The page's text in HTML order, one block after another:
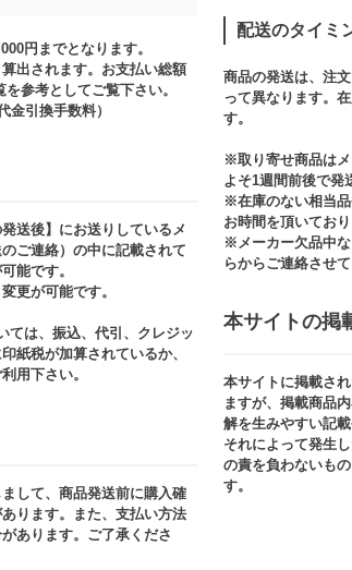
円までとなります。
出されます。お支払い総額
参考としてご覧下さい。​
金引換手数料）​
送後】にお送りしているメ
ご連絡）の中に記載されて
能です。
更が可能です。​​
ては、振込、代引、クレジッ
紙税が加算されているか、
用下さい。
して、商品発送前に購入確
ります。また、支払い方法
あります。ご了承くださ
配送のタイミ
商品の発送は、注
って異なります。
す。​
※取り寄せ商品は
よそ1週間前後で発
※在庫のない相当
お時間を頂いており
※メーカー欠品中
らからご連絡させ
本サイトの掲
本サイトに掲載さ
ますが、掲載商品
解を生みやすい記
それによって発生
の責を負わないも
す。